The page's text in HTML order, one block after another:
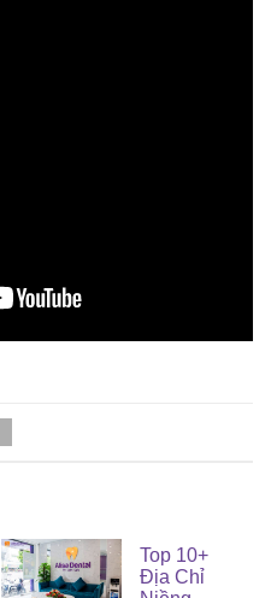
Top 10+
Địa Chỉ